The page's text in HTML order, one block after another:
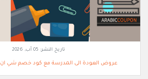
تاريخ النشر: 05 آب, 2026
عروض العودة الى المدرسة مع كود خصم شي ان 2026 تصل 90%